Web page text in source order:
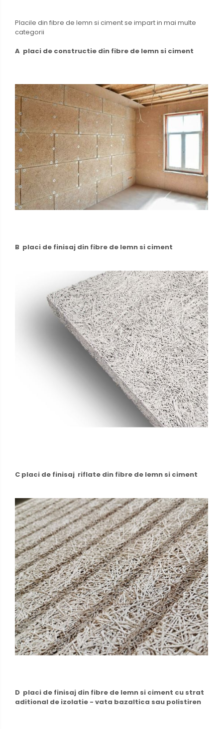
Placile din fibre de lemn si ciment se impart in mai multe
categorii
A placi de constructie din fibre de lemn si ciment
B placi de finisaj din fibre de lemn si ciment
C placi de finisaj riflate din fibre de lemn si ciment
D placi de finisaj din fibre de lemn si ciment cu strat
aditional de izolatie - vata bazaltica sau polistiren